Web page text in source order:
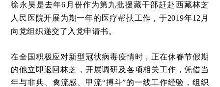
徐永昊是去年6月份作为第九批援藏干部赶赴西藏林芝
人民医院开展为期一年的医疗帮扶工作，于2019年12月
向党组织递交了入党申请书。
在全国积极应对新型冠状病毒疫情时，正在休春节假期
的他立即返回林芝，开展调研及各项相关工作，凭借当
年与非典、禽流感、甲流“搏斗”的一线工作经验，组织